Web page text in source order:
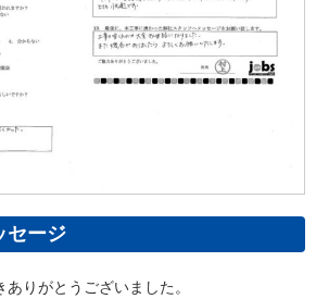
セージ
りがとうございました。